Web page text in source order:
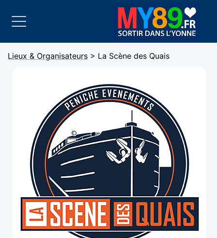
Lieux & Organisateurs > La Scène des Quais